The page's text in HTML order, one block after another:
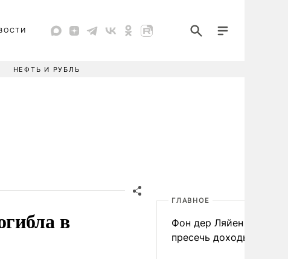
НЕФТЬ И РУБЛЬ
в
ГЛАВНОЕ
Фон дер Ляйен
пресечь доходы России